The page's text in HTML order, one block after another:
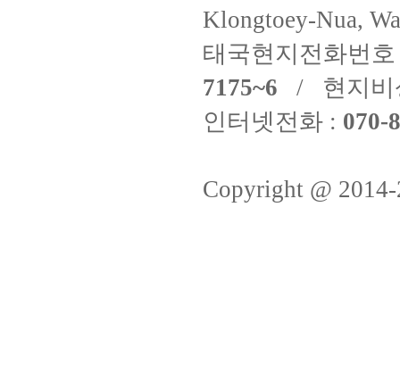
Klongtoey-Nua,
태국현지전화번
7175~6 / 현지비
인터넷전화 : 070-
Copyright @